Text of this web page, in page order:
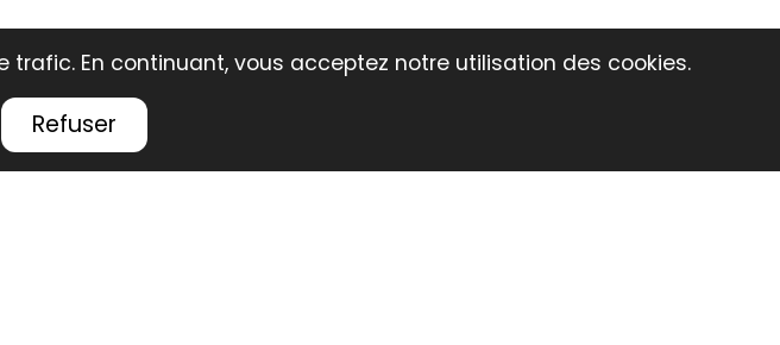
En continuant, vous acceptez notre utilisation des cookies.
Refuser